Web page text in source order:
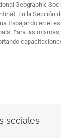
Geographic
En la Sección
trabajando en el
Para las
sociales